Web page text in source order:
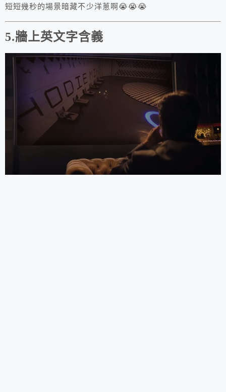
短短幾秒的場景暗藏不少洋蔥啊😭😭😭
5.牆上英文字含義